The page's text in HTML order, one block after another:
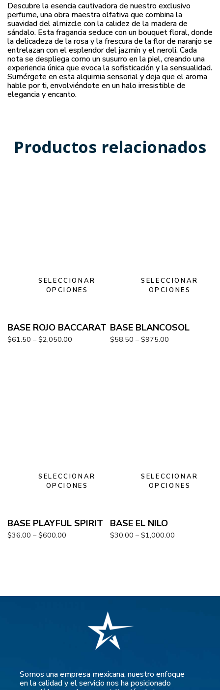
Descubre la esencia cautivadora de nuestro exclusivo
perfume, una obra maestra olfativa que combina la
suavidad del almizcle con la calidez de la madera de
sándalo. Esta fragancia seduce con un bouquet floral, donde
la delicadeza de la rosa y la frescura de la flor de naranjo se
entrelazan con el esplendor del jazmín y el neroli. Cada
nota se despliega como un susurro en la piel, creando una
experiencia única que evoca la sofisticación y la sensualidad.
Sumérgete en esta alquimia sensorial y deja que el aroma
hable por ti, envolviéndote en un halo irresistible de
elegancia y encanto.
Productos relacionados
SELECCIONAR
OPCIONES
BASE ROJO BACCARAT
$61.50 – $2,050.00
SELECCIONAR
OPCIONES
BASE BLANCOSOL
$58.50 – $975.00
SELECCIONAR
OPCIONES
BASE PLAYFUL SPIRIT
$36.00 – $600.00
SELECCIONAR
OPCIONES
BASE EL NILO
$30.00 – $1,000.00
Somos una empresa mexicana, nuestro enfoque
en la calidad y el servicio nos ha posicionado